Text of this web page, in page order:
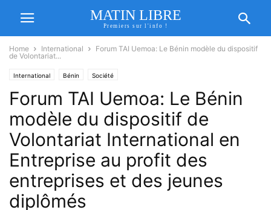
MATIN LIBRE
Premiers sur l'info !
Home International
Forum TAI Uemoa: Le Bénin modèle du dispositif
de Volontariat...
International Bénin Société
Forum TAI Uemoa: Le Bénin
modèle du dispositif de
Volontariat International en
Entreprise au profit des
entreprises et des jeunes
diplômés